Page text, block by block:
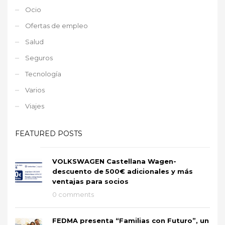
Ocio
Ofertas de empleo
Salud
Seguros
Tecnología
Varios
Viajes
FEATURED POSTS
VOLKSWAGEN Castellana Wagen-
descuento de 500€ adicionales y más
ventajas para socios
0 comments
FEDMA presenta “Familias con Futuro”, un